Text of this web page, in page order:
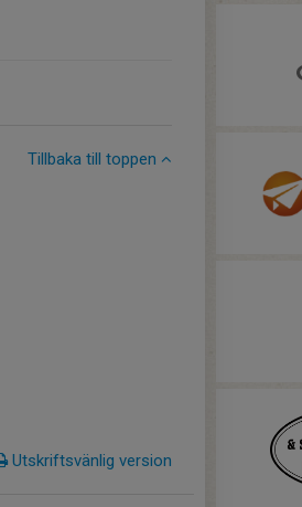
Tillbaka till toppen
Utskriftsvänlig version